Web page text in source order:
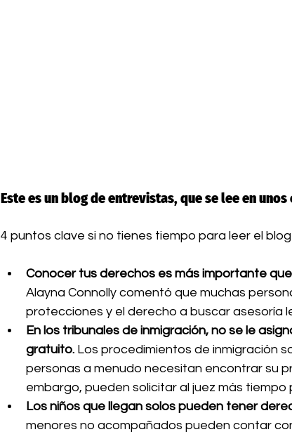
Este es un blog de entrevistas, que se lee en
4 puntos clave si no tienes tiempo para leer el
Conocer tus derechos es más importante
Alayna Connolly comentó que muchas
protecciones y el derecho a buscar asesoría
En los tribunales de inmigración, no se le
gratuito. Los procedimientos de inmigración
personas a menudo necesitan encontrar su
embargo, pueden solicitar al juez más tiempo
Los niños que llegan solos pueden tener
menores no acompañados pueden contar